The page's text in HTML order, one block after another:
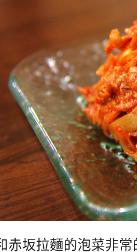
赤坂拉麵的泡菜非